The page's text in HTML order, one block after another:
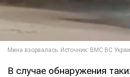
В случае обнаружения